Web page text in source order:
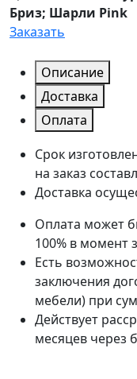
Бриз; Шарли Pink
Заказать
Описание
Доставка
Оплата
Срок
на заказ
Доставка
Оплата может
100% в момент
Есть
заключения
мебели) при
Действует
месяцев через